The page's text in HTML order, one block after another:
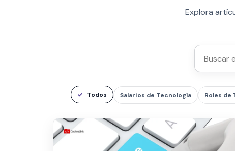
Explora
Todos Salarios de Tecnología Roles de